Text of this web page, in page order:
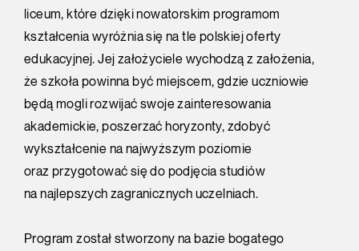
liceum, które dzięki nowatorskim programom
kształcenia wyróżnia się na tle polskiej oferty
edukacyjnej. Jej założyciele wychodzą z założenia,
że szkoła powinna być miejscem, gdzie uczniowie
będą mogli rozwijać swoje zainteresowania
akademickie, poszerzać horyzonty, zdobyć
wykształcenie na najwyższym poziomie
oraz przygotować się do podjęcia studiów
na najlepszych zagranicznych uczelniach.
Program został stworzony na bazie bogatego